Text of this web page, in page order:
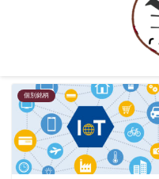
個別銘柄